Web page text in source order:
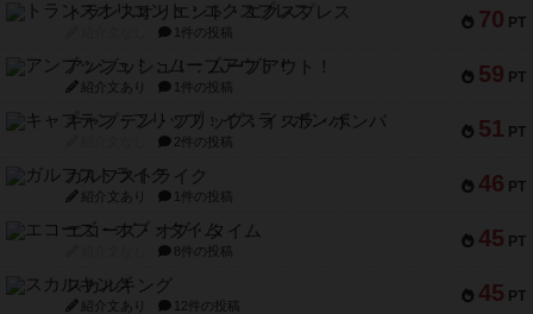
70 PT
トランスオリエント・エクスプレス
1件の投稿
59 PT
アンブッシュ！：ムーブアウト！
紹介文あり 1件の投稿
51 PT
キャプテン・フリップ：イスラ・ボンバ
2件の投稿
46 PT
ガルフストライク
紹介文あり 1件の投稿
45 PT
エコーズ・オブ・タイム
8件の投稿
45 PT
スカルキング
紹介文あり 12件の投稿